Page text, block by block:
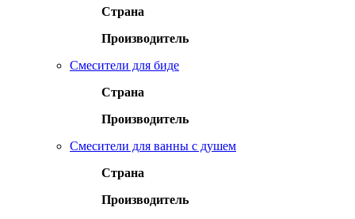
Страна
Производитель
Смесители для биде
Страна
Производитель
Смесители для ванны с душем
Страна
Производитель